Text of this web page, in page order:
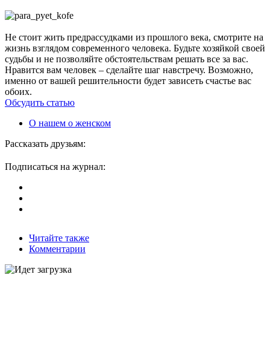
Не стоит жить предрассудками из прошлого века, смотрите на
жизнь взглядом современного человека. Будьте хозяйкой своей
судьбы и не позволяйте обстоятельствам решать все за вас.
Нравится вам человек – сделайте шаг навстречу. Возможно,
именно от вашей решительности будет зависеть счастье вас
обоих.
Обсудить статью
О нашем о женском
Рассказать друзьям:
Подписаться на журнал:
Читайте также
Комментарии